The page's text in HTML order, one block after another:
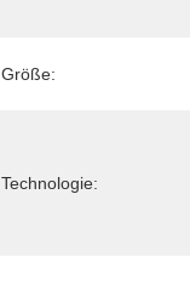
Größe:
Technologie: